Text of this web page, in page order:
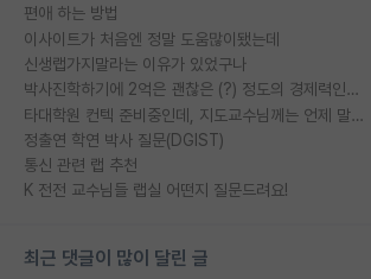
편애 하는 방법
이사이트가 처음엔 정말 도움많이됐는데
신생랩가지말라는 이유가 있었구나
박사진학하기에 2억은 괜찮은 (?) 정도의 경제력인가요
타대학원 컨텍 준비중인데, 지도교수님께는 언제 말씀드려야 할까요?
정출연 학연 박사 질문(DGIST)
통신 관련 랩 추천
K 전전 교수님들 랩실 어떤지 질문드려요!
최근 댓글이 많이 달린 글